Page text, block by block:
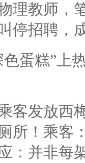
理教师，
停招聘，
蛋糕”上
客发放西
所！乘客
：并非每